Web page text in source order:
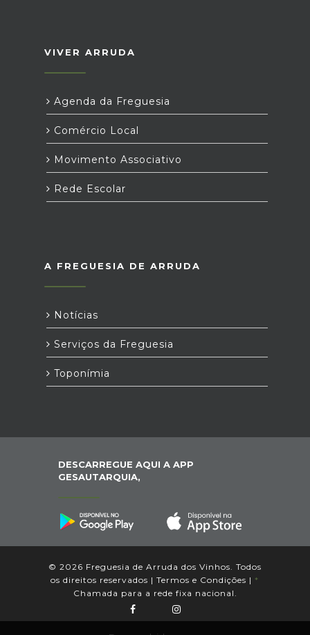
VIVER ARRUDA
Agenda da Freguesia
Comércio Local
Movimento Associativo
Rede Escolar
A FREGUESIA DE ARRUDA
Notícias
Serviços da Freguesia
Toponímia
DESCARREGUE AQUI A APP
GESAUTARQUIA,
© 2026 Freguesia de Arruda dos Vinhos. Todos
os direitos reservados | Termos e Condições | *
Chamada para a rede fixa nacional.